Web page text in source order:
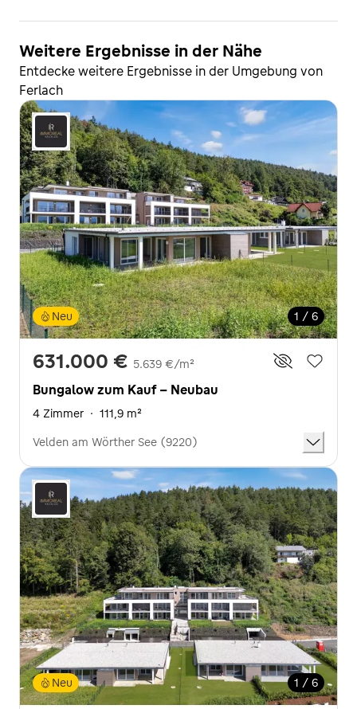
Weitere Ergebnisse in der Nähe
Entdecke weitere Ergebnisse in der Umgebung von
Ferlach
1 / 6
Neu
631.000 € 5.639 €/m²
Bungalow zum Kauf - Neubau
4 Zimmer · 111,9 m²
Velden am Wörther See (9220)
1 / 6
Neu